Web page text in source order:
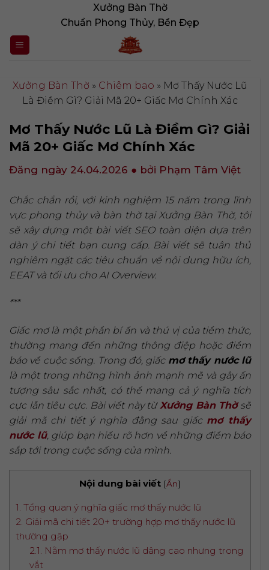
nội
dung
Xưởng Bàn Thờ
Chuẩn Phong Thủy, Bền Đẹp
Xưởng Bàn Thờ » Chiêm bao » Mơ Thấy Nước Lũ
Là Điềm Gì? Giải Mã 20+ Giấc Mơ Chính Xác
Mơ Thấy Nước Lũ Là Điềm Gì? Giải
Mã 20+ Giấc Mơ Chính Xác
Đăng ngày 24.04.2026 ● bởi Phạm Tâm Việt
Chắc chắn rồi, với kinh nghiệm 15 năm trong lĩnh
vực phong thủy và bàn thờ tại Xưởng Bàn Thờ, tôi
sẽ xây dựng một bài viết SEO toàn diện dựa trên
dàn ý chi tiết bạn cung cấp. Bài viết sẽ tuân thủ
nghiêm ngặt các tiêu chuẩn về nội dung hữu ích,
EEAT và tối ưu cho AI Overview.
***
Giấc mơ là một phần bí ẩn và thú vị của tiềm thức,
thường mang đến những thông điệp hoặc điềm
báo về cuộc sống. Trong đó, giấc mơ thấy nước lũ
là một trong những hình ảnh mạnh mẽ và gây ấn
tượng sâu sắc nhất, có thể mang cả ý nghĩa tích
cực lẫn tiêu cực. Bài viết này từ Xưởng Bàn Thờsẽ
giải mã chi tiết ý nghĩa đằng sau giấc mơ thấy
nước lũ, giúp bạn hiểu rõ hơn về những điềm báo
sắp tới trong cuộc sống của mình.
Nội dung bài viết [Ẩn]
1. Tổng quan ý nghĩa giấc mơ thấy nước lũ
2. Giải mã chi tiết 20+ trường hợp mơ thấy nước lũ
thường gặp
2.1. Nằm mơ thấy nước lũ dâng cao nhưng trong
vắt